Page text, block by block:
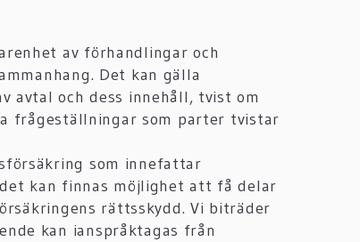
av förhandlingar och
Det kan gälla
avtal och dess innehåll, tvist om
frågeställningar som parter tvistar
som innefattar
kan finnas möjlighet att få delar
rättsskydd. Vi biträder
kan ianspråktagas från